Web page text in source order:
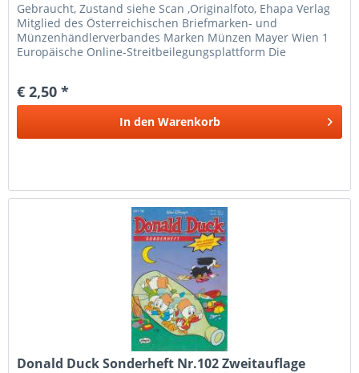
Gebraucht, Zustand siehe Scan ,Originalfoto, Ehapa Verlag
Mitglied des Österreichischen Briefmarken- und
Münzenhändlerverbandes Marken Münzen Mayer Wien 1
Europäische Online-Streitbeilegungsplattform Die
€ 2,50 *
In den Warenkorb
Donald Duck Sonderheft Nr.102 Zweitauflage